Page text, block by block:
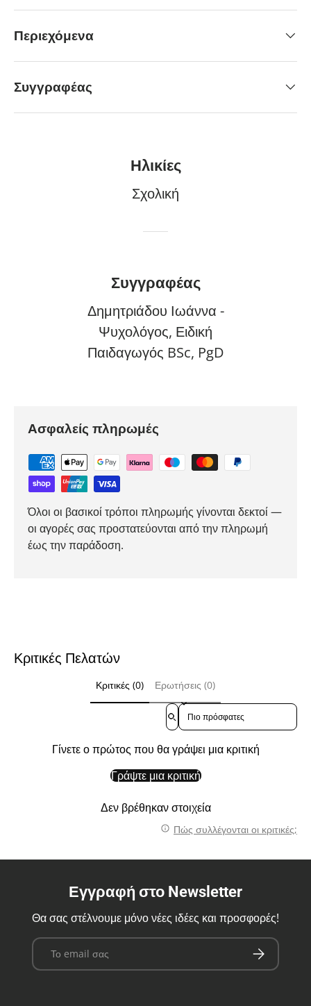
Περιεχόμενα
Συγγραφέας
Ηλικίες
Σχολική
Συγγραφέας
Δημητριάδου Ιωάννα -
Ψυχολόγος, Ειδική
Παιδαγωγός BSc, PgD
Ασφαλείς πληρωμές
Όλοι οι βασικοί τρόποι πληρωμής γίνονται δεκτοί —
οι αγορές σας προστατεύονται από την πληρωμή
έως την παράδοση.
Κριτικές Πελατών
Κριτικές (0) Ερωτήσεις (0)
Sort reviews by
Γίνετε ο πρώτος που θα γράψει μια κριτική
Γράψτε μια κριτική
Δεν βρέθηκαν στοιχεία
Πώς συλλέγονται οι κριτικές;
Εγγραφή στο Newsletter
Θα σας στέλνουμε μόνο νέες ιδέες και προσφορές!
Email Εγγραφή